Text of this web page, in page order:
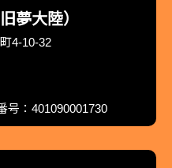
夢大陸）
4-10-32
：401090001730